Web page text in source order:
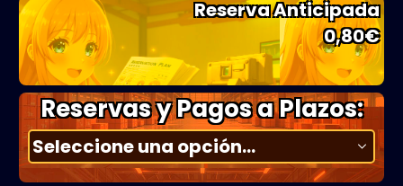
Reserva Anticipada
0,80€
Reservas y Pagos a Plazos: